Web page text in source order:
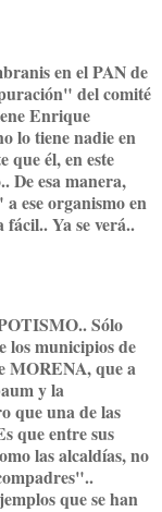
en el PAN de
del comité
Enrique
lo tiene nadie en
que él, en este
De esa manera,
ese organismo en
fácil.. Ya se verá..
Sólo
los municipios de
MORENA, que a
y la
que una de las
que entre sus
las alcaldías, no
que se han